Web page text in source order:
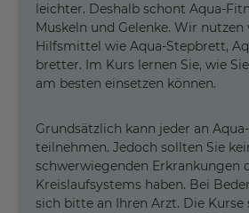
leichter. Deshalb schont Aqua-
Muskeln und Gelenke. Wir nutzen
Hilfsmittel wie Aqua-Stepbrett,
bretter. Im Kurs lernen Sie, wie
am besten einsetzen können.
Grundsätzlich kann jeder an
teilnehmen. Jedoch sollten Sie
schwerwiegenden Erkrankungen
Kreislaufsystems haben. Bei
sich bitte an Ihren Arzt. Die Kurse